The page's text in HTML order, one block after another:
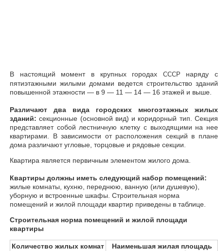
В настоящий момент в крупных городах СССР
наряду с
пятиэтажными жилыми домами ведется строительство зданий
повышенной этажности — в 9 — 11 — 14 — 16 этажей и выше.
Различают два вида городских многоэтажных жилых
зданий: секционные (основной вид) и коридорный тип. Секция
представляет собой лестничную клетку с выходящими на нее
квартирами. В зависимости от расположения секций в плане
дома различают угловые, торцовые и рядовые секции.
Квартира является первичным элементом жилого дома.
Квартиры должны иметь следующий набор помещений:
жилые комнаты, кухню, переднюю, ванную (или душевую),
уборную и встроенные шкафы. Строительная норма
помещений и жилой площади квартир приведены в таблице.
Строительная норма помещений и жилой площади
квартиры
Количество жилых комнат
Наименьшая жилая площадь